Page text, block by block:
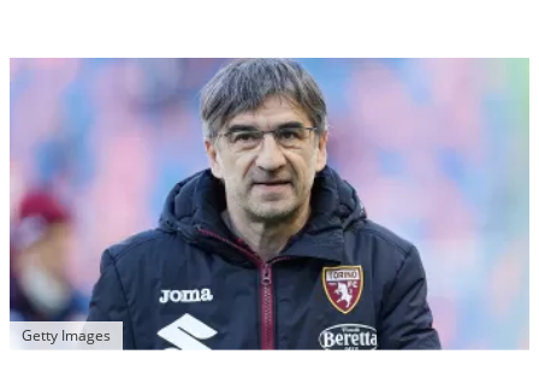
Getty Images